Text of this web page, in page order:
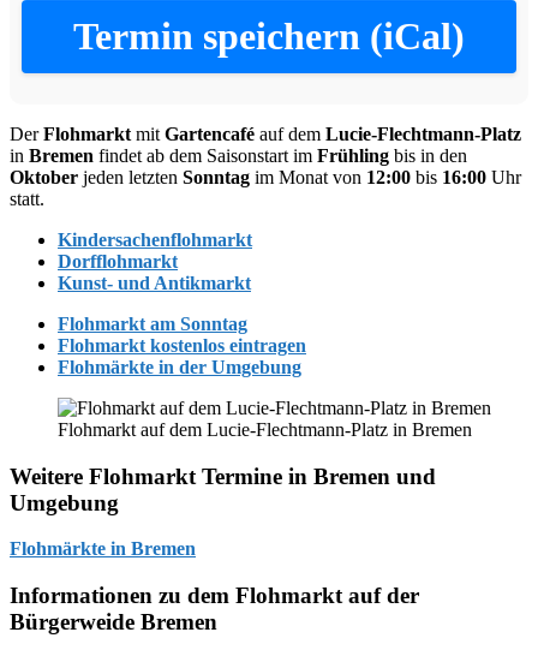
Termin speichern (iCal)
DerFlohmarkt mit Gartencafé auf dem Lucie-Flechtmann-Platz
in Bremen findet ab dem Saisonstart im Frühling bis in den
Oktober jeden letzten Sonntag im Monat von 12:00 bis 16:00 Uhr
statt.
Kindersachenflohmarkt
Dorfflohmarkt
Kunst- und Antikmarkt
Flohmarkt am Sonntag
Flohmarkt kostenlos eintragen
Flohmärkte in der Umgebung
Flohmarkt auf dem Lucie-Flechtmann-Platz in Bremen
Weitere Flohmarkt Termine in Bremen und
Umgebung
Flohmärkte in Bremen
Informationen zu dem Flohmarkt auf der
Bürgerweide Bremen